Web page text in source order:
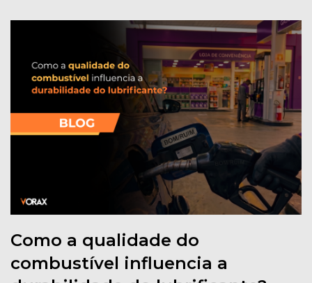
Como a qualidade do
combustível influencia a